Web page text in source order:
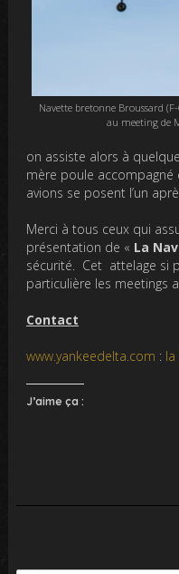
Navette bretonne Broussard
au meeting de
on assiste alors à
mère poule
avions se posent l’un
Merci à tous ceux qui
présentation de « La
sécurité. Cet attelage si
particulière les meetings
Contact
www.yankeedelta.com :
J’aime ça :